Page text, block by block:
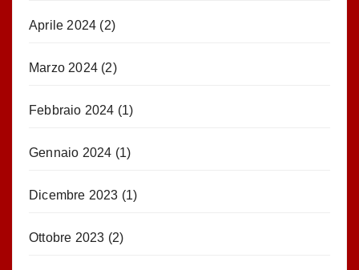
Aprile 2024 (2)
Marzo 2024 (2)
Febbraio 2024 (1)
Gennaio 2024 (1)
Dicembre 2023 (1)
Ottobre 2023 (2)